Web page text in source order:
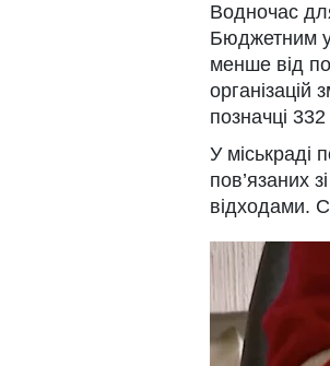
Водночас
Бюджетним
менше від
позначці
У міськраді
пов’язаних
відходами.